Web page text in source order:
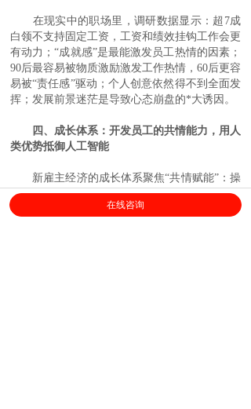
在现实中的职场里，调研数据显示：超7成
白领不支持固定工资，工资和绩效挂钩工作会更
有动力；“成就感”是最能激发员工热情的因素；
90后最容易被物质激励激发工作热情，60后更容
易被“责任感”驱动；个人创意依然得不到全面发
挥；发展前景迷茫是导致心态崩盘的*大诱因。
四、成长体系：开发员工的共情能力，用人
类优势抵御人工智能
新雇主经济的成长体系聚焦“共情赋能”：操
作型专业技能面临被智能取代的风险，人才需求
从“T”字型技能到“一”字型技能转变，
沟通、决
在线咨询